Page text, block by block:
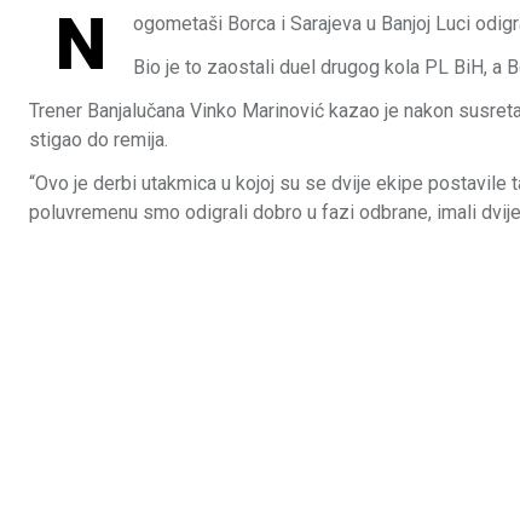
N
ogometaši Borca i Sarajeva u Banjoj Luci
Bio je to zaostali duel drugog kola PL BiH, a
Trener Banjalučana Vinko Marinović kazao je nakon
stigao do remija.
“Ovo je derbi utakmica u kojoj su se dvije ekipe
poluvremenu smo odigrali dobro u fazi odbrane, imali